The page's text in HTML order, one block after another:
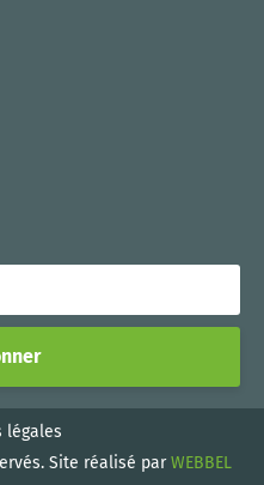
légales
Site réalisé parWEBBEL